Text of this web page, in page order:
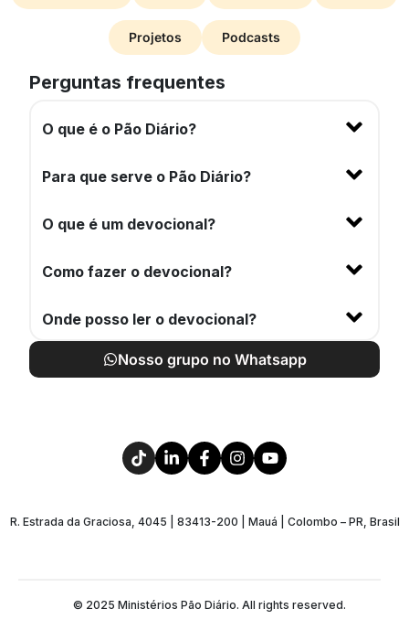
Projetos Podcasts
Perguntas frequentes
O que é o Pão Diário?
Para que serve o Pão Diário?
O que é um devocional?
Como fazer o devocional?
Onde posso ler o devocional?
Nosso grupo no Whatsapp
R. Estrada da Graciosa, 4045 | 83413-200 | Mauá | Colombo – PR, Brasil
© 2025 Ministérios Pão Diário. All rights reserved.